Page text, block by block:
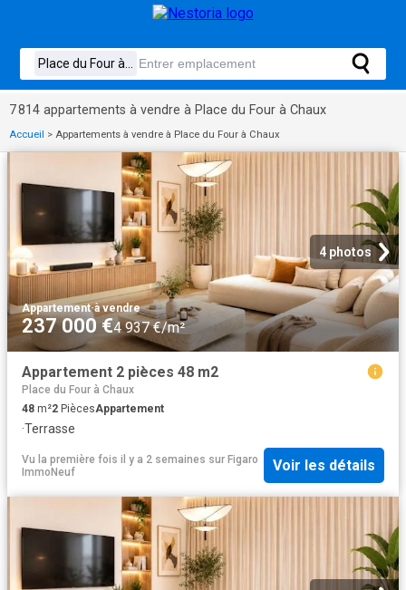
7 814 appartements à vendre à Place du Four à Chaux
Accueil > Appartements à vendre à Place du Four à Chaux
4 photos
Appartement·à vendre
237 000 €4 937 €/m²
Appartement 2 pièces 48 m2
Place du Four à Chaux
48 m²2 PiècesAppartement
·Terrasse
Vu la première fois il y a 2 semaines sur Figaro
ImmoNeuf
Voir les détails